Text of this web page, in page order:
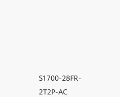
S1700-28FR-
2T2P-AC